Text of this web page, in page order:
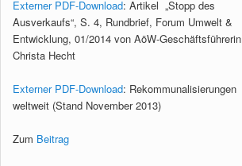
Externer PDF-Download: Artikel „Stopp des
Ausverkaufs“, S. 4, Rundbrief, Forum Umwelt &
Entwicklung, 01/2014 von AöW-Geschäftsführerin
Christa Hecht
Externer PDF-Download: Rekommunalisierungen
weltweit (Stand November 2013)
Zum Beitrag